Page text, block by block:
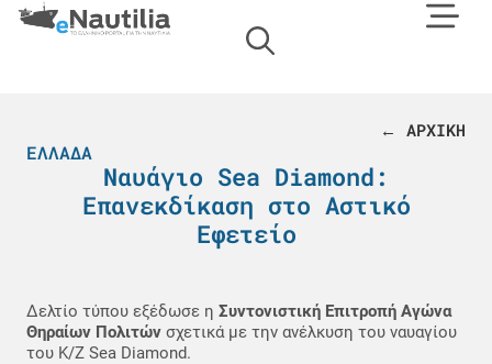
← ΑΡΧΙΚΗ
ΕΛΛΆΔΑ
Ναυάγιο Sea Diamond:
Επανεκδίκαση στο Αστικό
Εφετείο
Δελτίο τύπου εξέδωσε η Συντονιστική Επιτροπή Αγώνα
Θηραίων Πολιτών σχετικά με την ανέλκυση του ναυαγίου
του K/Z Sea Diamond.